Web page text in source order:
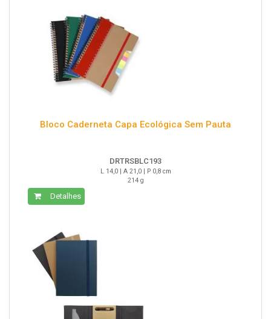
Bloco Caderneta Capa Ecológica Sem Pauta
DRTRSBLC193
L 14,0 | A 21,0 | P 0,8 cm
214 g
Detalhes